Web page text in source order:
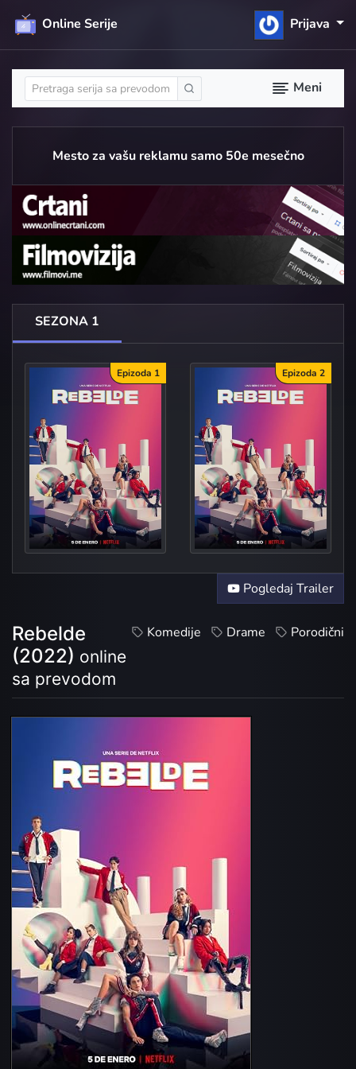
Online Serije Prijava
Meni
Mesto za vašu reklamu samo 50e mesečno
SEZONA 1
Epizoda 1
Welc
Epizoda 2
Au
Pogledaj Trailer
Komedije Drame Porodični
Rebelde
(2022) online
sa prevodom